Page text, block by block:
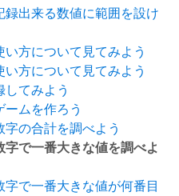
出来る数値に範囲を設け
方について見てみよう
方について見てみよう
てみよう
ムを作ろう
の合計を調べよう
で一番大きな値を調べよ
で一番大きな値が何番目